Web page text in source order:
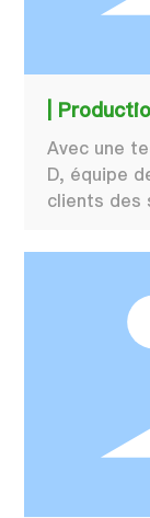
|
Avec une
D, équipe
clients des